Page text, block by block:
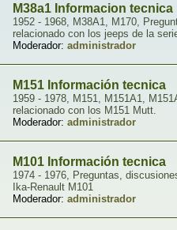
M38a1 Informacion tecnica
1952 - 1968, M38A1, M170,
relacionado con los jeeps de la
Moderador: administrador
M151 Información tecnica
1959 - 1978, M151, M151A1,
relacionado con los M151 Mutt.
Moderador: administrador
M101 Información tecnica
1974 - 1976, Preguntas,
Ika-Renault M101
Moderador: administrador